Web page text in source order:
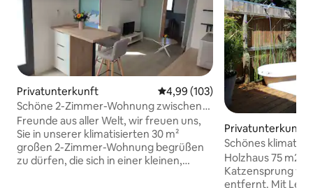
Privatunterkunft Durchschnittliche Bewertung:
4,99 (103)
Schöne 2-Zimmer-Wohnung zwischen
See und Meer
Freunde aus aller Welt, wir freuen uns,
Sie in unserer klimatisierten 30 m²
großen 2-Zimmer-Wohnung begrüßen
zu dürfen, die sich in einer kleinen,
Privatunterkunft
Schönes
Nähe von See &
Holzhaus 75 m2,
Katzensprung
entfernt. Mit